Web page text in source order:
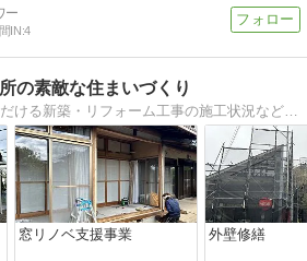
IN:4
の素敵な住まいづくり
お客様に喜んでいただける新築・リフォーム工事の施工状況などを主に公開しています。
窓リノベ支援事業 外壁修繕